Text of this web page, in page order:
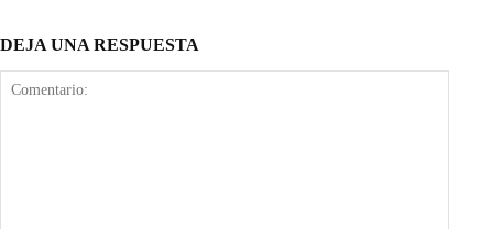
DEJA UNA RESPUESTA